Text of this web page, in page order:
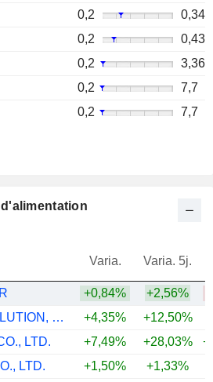
0,2
0,34
0,2
0,43
0,2
3,36
0,2
7,7
0,2 7,7
Varia. Varia. 5j.
+0,84% +2,56%
LG ENERGY SOLUTION, LTD.
+4,35% +12,50%
LTD.
+7,49% +28,03%
LTD.
+1,50% +1,33%